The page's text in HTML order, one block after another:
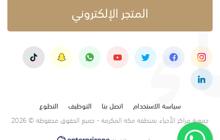
المتجر الإلكتروني
سياسة الاستخدام اتصل بنا التوظيف
التطوع
جمعية مراكز الأحياء بمنطقة مكة المكرمة - جميع الحقوق محفوظة © 2026